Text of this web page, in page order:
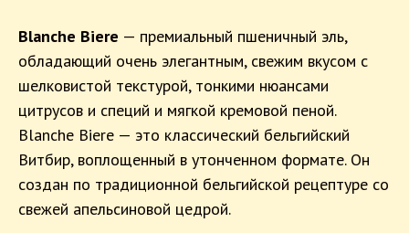
Blanche Biere — премиальный пшеничный эль,
обладающий очень элегантным, свежим вкусом с
шелковистой текстурой, тонкими нюансами
цитрусов и специй и мягкой кремовой пеной.
Blanche Biere — это классический бельгийский
Витбир, воплощенный в утонченном формате. Он
создан по традиционной бельгийской рецептуре со
свежей апельсиновой цедрой.